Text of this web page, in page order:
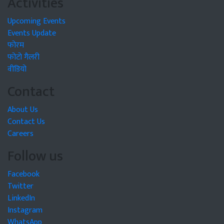
Upcoming Events
Events Update
फोरम
फोटो गैलरी
वीडियो
Contact
About Us
Contact Us
Careers
Follow us
Facebook
Twitter
LinkedIn
Instagram